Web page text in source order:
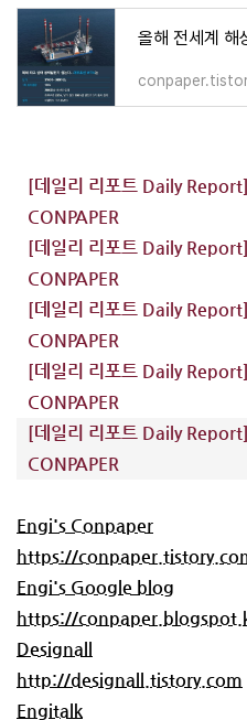
[데일리 리포트 Daily
CONPAPER
[데일리 리포트 Daily
CONPAPER
[데일리 리포트 Daily
CONPAPER
[데일리 리포트 Daily
CONPAPER
[데일리 리포트 Daily
CONPAPER
Engi's Conpaper
https://
Engi's Google blog
https://
Designall
http://designall.tistory.com
Engitalk